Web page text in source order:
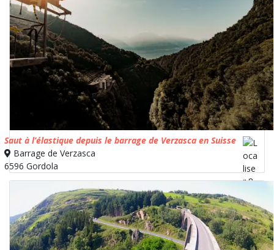
Saut à l’élastique depuis le barrage de Verzasca en Suisse
Barrage de Verzasca
6596 Gordola